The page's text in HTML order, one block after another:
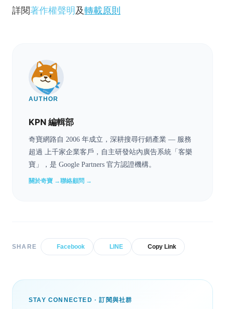
詳閱著作權聲明 及轉載原則
AUTHOR
KPN 編輯部
奇寶網路自 2006 年成立，深耕搜尋行銷產業 — 服務
超過 上千家企業客戶，自主研發站內廣告系統「客樂
寶」，是 Google Partners 官方認證機構。
關於奇寶 →聯絡顧問 →
SHARE Facebook LINE Copy Link
STAY CONNECTED · 訂閱與社群